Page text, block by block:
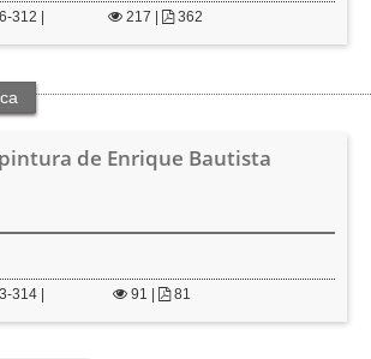
312 | 217 | 362
de Enrique Bautista
314 | 91 | 81